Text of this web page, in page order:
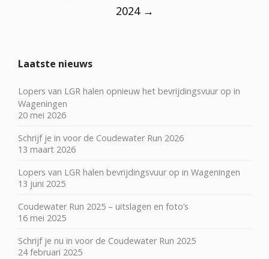
2024 →
Laatste nieuws
Lopers van LGR halen opnieuw het bevrijdingsvuur op in
Wageningen
20 mei 2026
Schrijf je in voor de Coudewater Run 2026
13 maart 2026
Lopers van LGR halen bevrijdingsvuur op in Wageningen
13 juni 2025
Coudewater Run 2025 – uitslagen en foto’s
16 mei 2025
Schrijf je nu in voor de Coudewater Run 2025
24 februari 2025